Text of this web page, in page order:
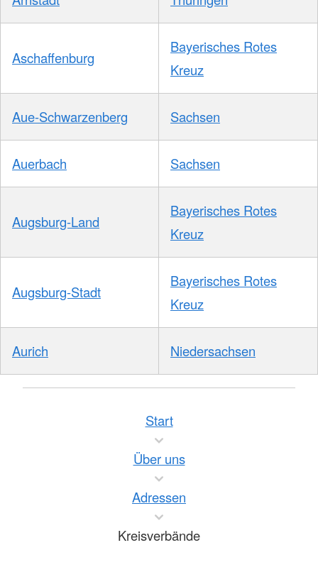
Aschaffenburg
Bayerisches Rotes
Kreuz
Aue-Schwarzenberg Sachsen
Auerbach Sachsen
Augsburg-Land
Bayerisches Rotes
Kreuz
Augsburg-Stadt
Bayerisches Rotes
Kreuz
Aurich Niedersachsen
Start
Über uns
Adressen
Kreisverbände